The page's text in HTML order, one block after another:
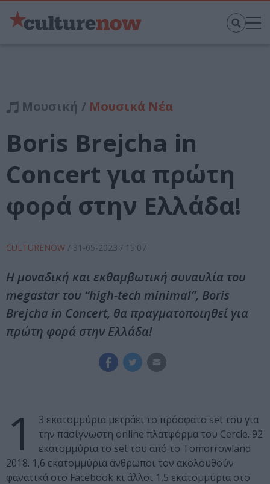
Μουσική / Μουσικά Νέα
Boris Brejcha in
Concert για πρώτη
φορά στην Ελλάδα!
CULTURENOW / 31-05-2023 / 15:07
Η μοναδική και εκθαμβωτική συναυλία του
megastar του “high-tech minimal”, Boris
Brejcha in Concert, θα πραγματοποιηθεί για
πρώτη φορά στην Ελλάδα!
1
3 εκατομμύρια μετράει το πρόσφατο set του για
την πασίγνωστη online πλατφόρμα του Cercle. 92
εκατομμύρια το set του από το Tomorrowland
2018. 1,6 εκατομμύρια άνθρωποι τον ακολουθούν
φανατικά στο Facebook κι άλλοι 1,5 εκατομμύρια στο